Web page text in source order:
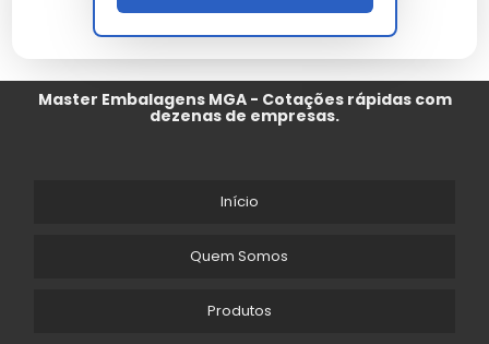
Master Embalagens MGA - Cotações rápidas com
dezenas de empresas.
Início
Quem Somos
Produtos